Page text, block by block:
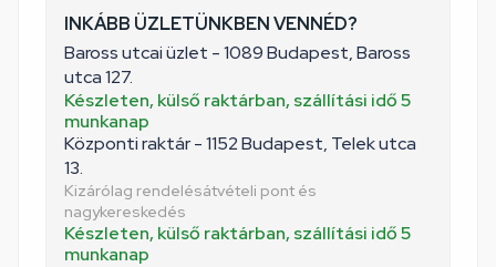
INKÁBB ÜZLETÜNKBEN VENNÉD?
Baross utcai üzlet - 1089 Budapest, Baross
utca 127.
Készleten, külső raktárban, szállítási idő 5
munkanap
Központi raktár - 1152 Budapest, Telek utca
13.
Kizárólag rendelésátvételi pont és
nagykereskedés
Készleten, külső raktárban, szállítási idő 5
munkanap